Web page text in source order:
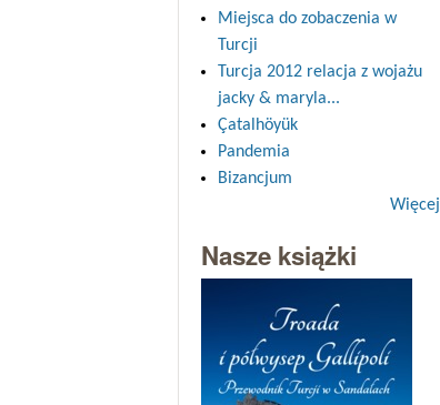
Miejsca do zobaczenia w
Turcji
Turcja 2012 relacja z wojażu
jacky & maryla...
Çatalhöyük
Pandemia
Bizancjum
Więcej
Nasze książki